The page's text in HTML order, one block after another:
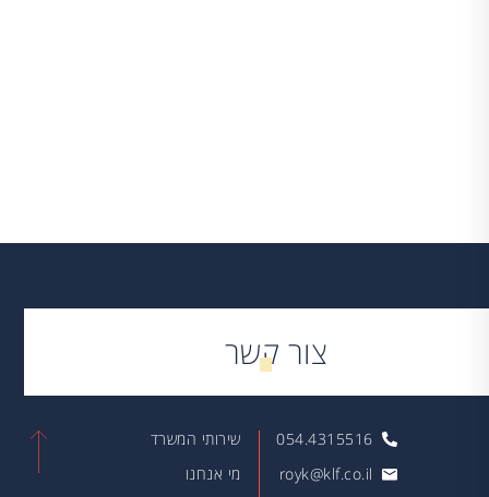
צור קשר
054.4315516
royk@klf.co.il
שירותי המשרד
מי אנחנו